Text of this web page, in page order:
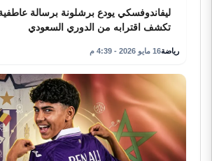
ليفاندوفسكي يودع برشلونة برسالة عاطفية
تكشف اقترابه من الدوري السعودي
رياضة16 مايو 2026 - 4:39 م